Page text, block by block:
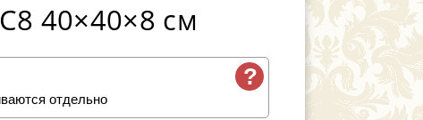
40×40×8 см
?
отдельно